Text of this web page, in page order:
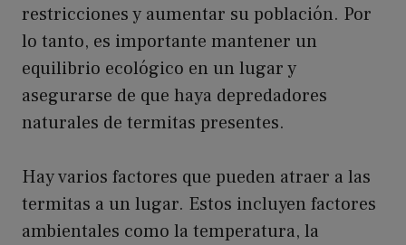
restricciones y aumentar su población. Por
lo tanto, es importante mantener un
equilibrio ecológico en un lugar y
asegurarse de que haya depredadores
naturales de termitas presentes.
Hay varios factores que pueden atraer a las
termitas a un lugar. Estos incluyen factores
ambientales como la temperatura, la